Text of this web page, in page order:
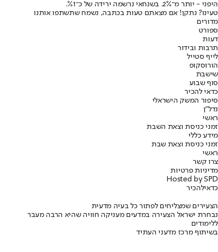
היפני - יותר מ־2%. בשנחאי נרשמה ירידה של כ־%1.
טעינו? נתקן! אם מצאתם טעות בכתבה, נשמח שתשתפו אותנו
מדורים
ספורט
דעות
תרבות ובידור
לייף סטייל
הורוסקופ
שישבת
סוף שבוע
כדאי להכיר
סיפור המשק הישראלי
נדל"ן
ראשי
זמני כניסת וצאת השבת
מידע כללי
זמני כניסת וצאת שבת
ראשי
צרו קשר
מדיניות פרטיות
Hosted by SPD
כדאילהכיר
הצעירים שמצליחים לפתור כל בעיה מדעית
נבחרת ישראל הצעירה במדעים מעניקה חוויה שהיא הרבה מעבר
ללימודים
בשיתוף מרכז מדעני העתיד